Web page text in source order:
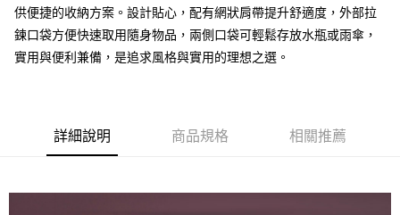
台新國際商業銀行
中國信託商業銀行
台灣樂天信用卡公司
元大商業銀行
永豐商業銀行
玉山商業銀行
星展（台灣）商業銀行
台灣樂天信用卡公司
黑貓宅急便
每筆NT$120，滿NT$1,000(含以上)免運費
付款後門市自取
每筆NT$120，滿NT$1,000(含以上)免運費
供便捷的收納方案。設計貼心，配有網狀肩帶提升舒適度，外部拉
鍊口袋方便快速取用隨身物品，兩側口袋可輕鬆存放水瓶或雨傘，
實用與便利兼備，是追求風格與實用的理想之選。
詳細說明 商品規格 相關推薦